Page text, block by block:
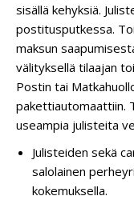
sisällä kehyksiä.
postitusputkessa.
maksun
välityksellä tilaajan
Postin tai
pakettiautomaattiin.
useampia julisteita
Julisteiden sekä
salolainen
kokemuksella.